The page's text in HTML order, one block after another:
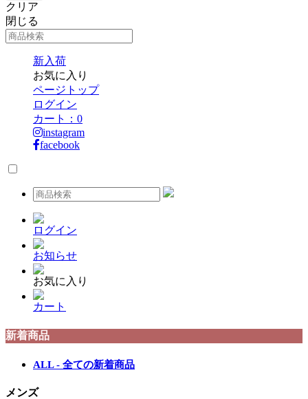
クリア
閉じる
新入荷
お気に入り
ページトップ
ログイン
カート： 0
instagram
facebook
ログイン
お知らせ
お気に入り
カート
新着商品
ALL - 全ての新着商品
メンズ